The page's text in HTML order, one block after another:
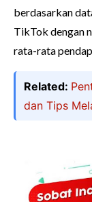
berdasarkan
TikTok dengan
rata-rata
Related:
dan Tips